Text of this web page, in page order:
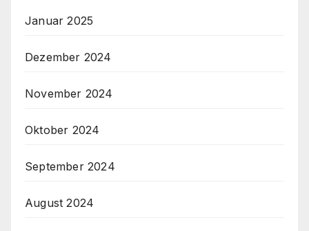
Januar 2025
Dezember 2024
November 2024
Oktober 2024
September 2024
August 2024